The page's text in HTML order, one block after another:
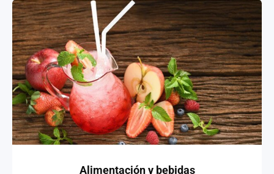
Alimentación y bebidas